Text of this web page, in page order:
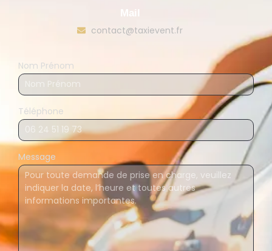
Mail
contact@taxievent.fr
Nom Prénom
Téléphone
Message